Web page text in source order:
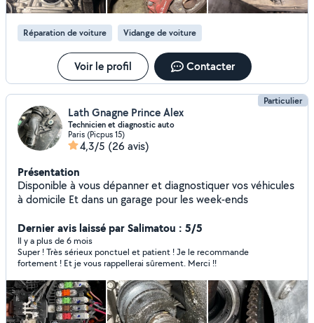
(activité principale à temps plein) -Travail sérieux, propre
et méthodique -Déplacements possibles selon votre
localisation -Prix transparents et adaptés Que ce soit pour
un simple contrôle, un entretien ou pour anticiper une
panne, je suis à votre disposition pour vous accompagner
et vous assurer un véhicule en parfait état de
fonctionnement.
Réparation de voiture Vidange de voiture
Voir le profil Contacter
Particulier
Lath Gnagne Prince Alex
Technicien et diagnostic auto
Paris (Picpus 15)
4,3/5 (26 avis)
Présentation
Disponible à vous dépanner et diagnostiquer vos véhicules
à domicile Et dans un garage pour les week-ends
Dernier avis laissé par Salimatou : 5/5
Il y a plus de 6 mois
Super ! Très sérieux ponctuel et patient ! Je le recommande
fortement ! Et je vous rappellerai sûrement. Merci !!